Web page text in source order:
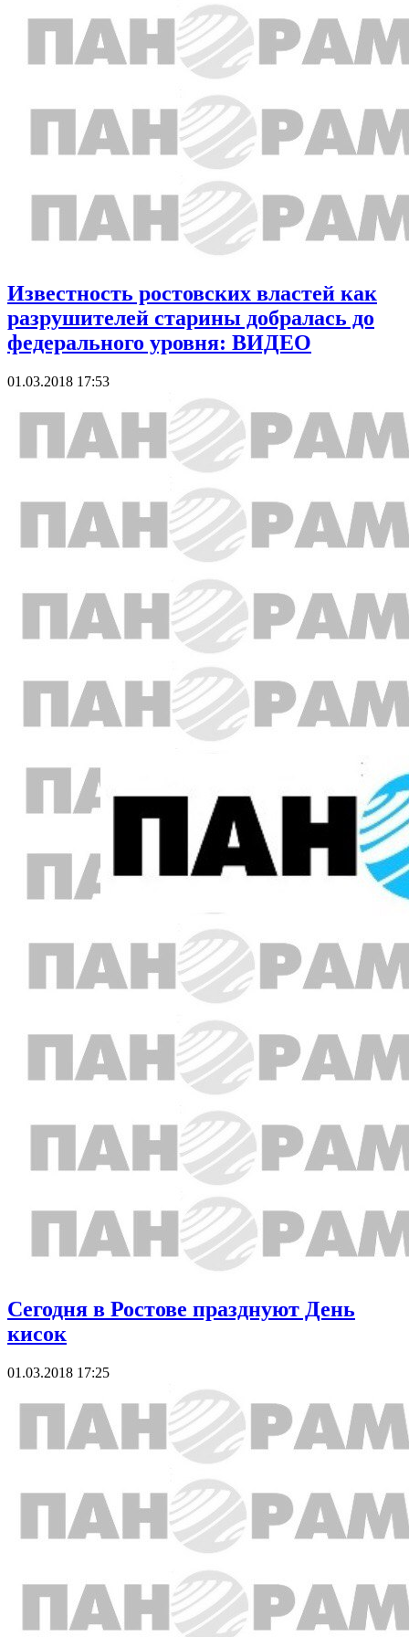
Известность ростовских властей как
разрушителей старины добралась до
федерального уровня: ВИДЕО
01.03.2018 17:53
Сегодня в Ростове празднуют День
кисок
01.03.2018 17:25